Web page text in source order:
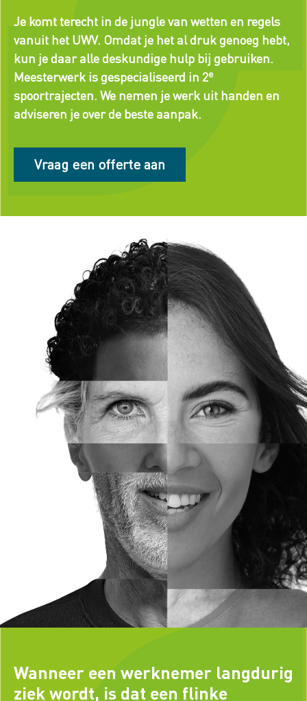
Je komt terecht in de jungle van wetten en regels
vanuit het UWV. Omdat je het al druk genoeg hebt,
kun je daar alle deskundige hulp bij gebruiken.
Meesterwerk is gespecialiseerd in 2e
spoortrajecten. We nemen je werk uit handen en
adviseren je over de beste aanpak.
Vraag een offerte aan
Wanneer een werknemer langdurig
ziek wordt, is dat een flinke